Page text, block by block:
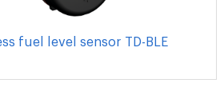
fuel level sensor TD-BLE